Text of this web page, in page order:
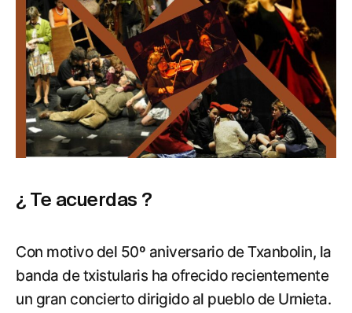
¿ Te acuerdas ?
Con motivo del 50º aniversario de Txanbolin, la
banda de txistularis ha ofrecido recientemente
un gran concierto dirigido al pueblo de Urnieta.